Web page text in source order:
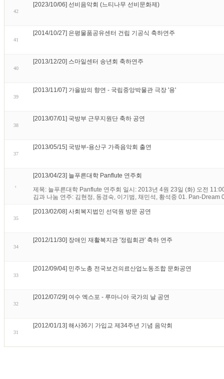
42
[2023/10/06] 선비음악회 (느티나무 선비문화제)
41
[2014/10/27] 은평물품공유센터 건립 기공식 축하연주
40
[2013/12/20] 스마일센터 송년회 축하연주
39
[2013/11/07] 가을밤의 향연 - 국립중앙박물관 극장 '용'
38
[2013/07/01] 국방부 근무지원단 축하 공연
37
[2013/05/15] 국방부-용산구 가족음악회 출연
[2013/04/23] 늘푸른대학 Panflute 연주회
제목: 늘푸른대학 Panflute 연주회 일시: 2013년 4원 23일 (화) 오전
김과 나눔 연주: 김현정, 동경숙, 이기범, 채민석, 황석중 01. Pan-
35
[2013/02/08] 사회복지법인 선덕원 방문 공연
34
[2012/11/30] 장애인 재활복지관 '정립회관' 축하 연주
33
[2012/09/04] 민주노총 전국보건의료산업노동조합 문화공연
32
[2012/07/29] 여수 엑스포 - 루마니아 국가의 날 공연
31
[2012/01/13] 해사36기 가입교 제34주년 기념 음악회